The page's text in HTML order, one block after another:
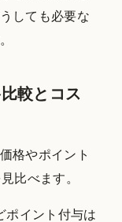
しても必要な
較とコス
格やポイント
比べます。
ポイント付与は